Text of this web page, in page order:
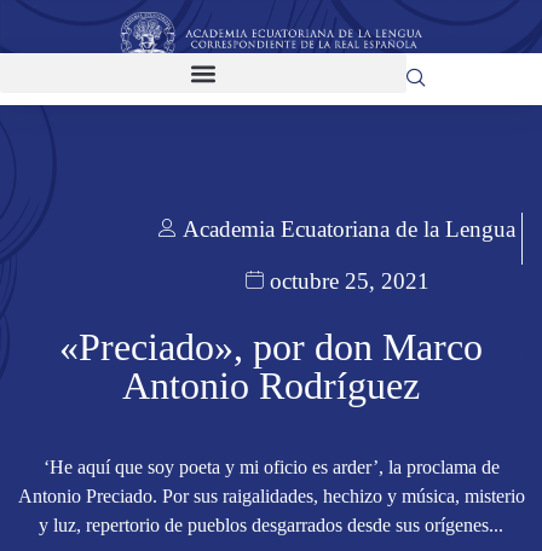
Academia Ecuatoriana de la Lengua
octubre 25, 2021
«Preciado», por don Marco
Antonio Rodríguez
‘He aquí que soy poeta y mi oficio es arder’, la proclama de
Antonio Preciado. Por sus raigalidades, hechizo y música, misterio
y luz, repertorio de pueblos desgarrados desde sus orígenes...